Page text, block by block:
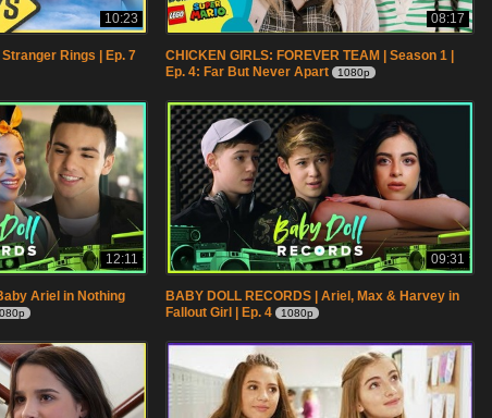
10:23
Rings | Ep. 7
08:17
CHICKEN GIRLS: FOREVER TEAM | Season 1 |
Ep. 4: Far But Never Apart
1080p
12:11
Ariel in Nothing
09:31
BABY DOLL RECORDS | Ariel, Max & Harvey in
Fallout Girl | Ep. 4
1080p